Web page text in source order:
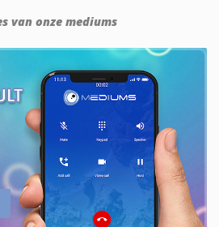
van onze mediums